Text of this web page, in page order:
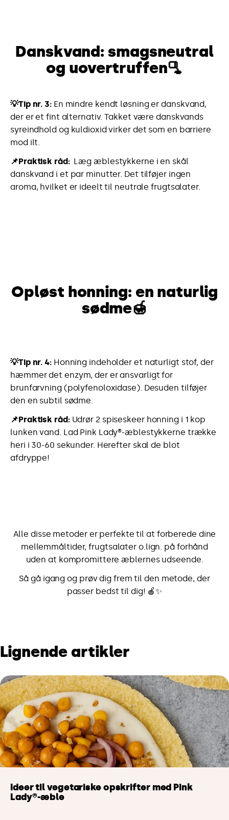
Danskvand: smagsneutral
og uovertruffen🫗
💡Tip nr. 3: En mindre kendt løsning er danskvand,
der er et fint alternativ. Takket være danskvands
syreindhold og kuldioxid virker det som en barriere
mod ilt.
📌Praktisk råd: Læg æblestykkerne i en skål
danskvand i et par minutter. Det tilføjer ingen
aroma, hvilket er ideelt til neutrale frugtsalater.
Opløst honning: en naturlig
sødme🍯
💡Tip nr. 4:Honning indeholder et naturligt stof, der
hæmmer det enzym, der er ansvarligt for
brunfarvning (polyfenoloxidase). Desuden tilføjer
den en subtil sødme.
📌Praktisk råd: Udrør 2 spiseskeer honning i 1 kop
lunken vand. Lad Pink Lady®-æblestykkerne trække
heri i 30-60 sekunder. Herefter skal de blot
afdryppe!
Alle disse metoder er perfekte til at forberede dine
mellemmåltider, frugtsalater o.lign. på forhånd
uden at kompromittere æblernes udseende.
Så gå igang og prøv dig frem til den metode, der
passer bedst til dig! 🍎✨
Lignende artikler
Ideer til vegetariske opskrifter med Pink
Lady®-æble